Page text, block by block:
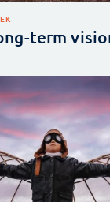
term